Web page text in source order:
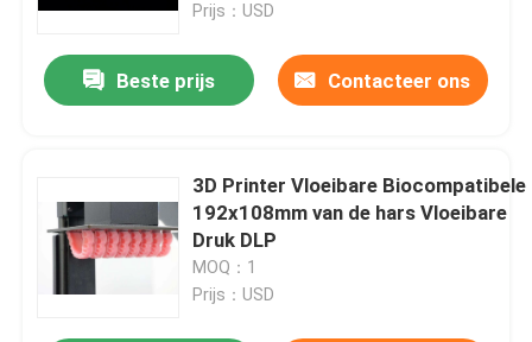
Prijs：USD
Beste prijs Contacteer ons
3D Printer Vloeibare Biocompatibele
192x108mm van de hars Vloeibare
Druk DLP
MOQ：1
Prijs：USD